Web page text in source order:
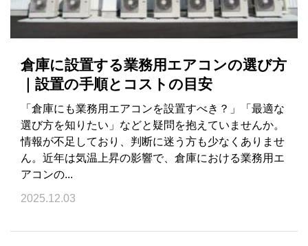
倉庫に設置する業務用エアコンの選び方
｜設置の手順とコストの目安
「倉庫にも業務用エアコンを設置すべき？」「最適な
選び方を知りたい」などと疑問を抱えていませんか。
情報が不足しており、判断に迷う方も少なくありませ
ん。近年は気温上昇の影響で、倉庫における業務用エ
アコンの...
2025.12.03